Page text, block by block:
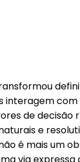
interagem com
de decisão
e
é mais um
via expressa